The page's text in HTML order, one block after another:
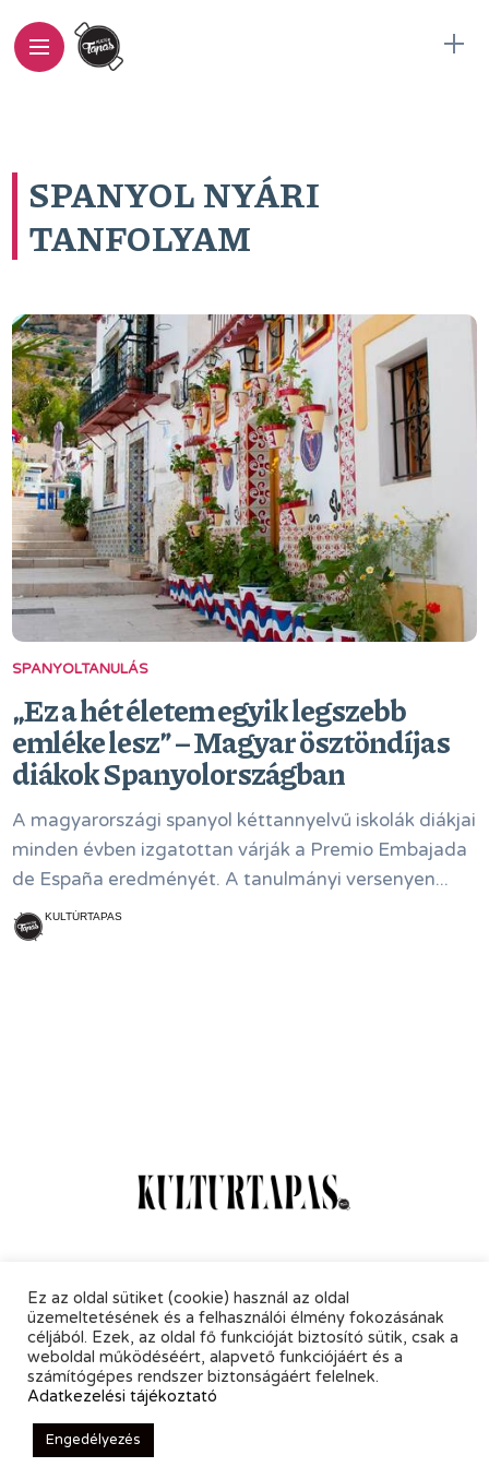
SPANYOL NYÁRI
TANFOLYAM
SPANYOLTANULÁS
„Ez a hét életem egyik legszebb
emléke lesz” – Magyar ösztöndíjas
diákok Spanyolországban
A magyarországi spanyol kéttannyelvű iskolák diákjai
minden évben izgatottan várják a Premio Embajada
de España eredményét. A tanulmányi versenyen...
KULTÚRTAPAS
© 2021 KultúrTapas - All Rights Reserved.
Ez az oldal sütiket (cookie) használ az oldal
üzemeltetésének és a felhasználói élmény fokozásának
céljából. Ezek, az oldal fő funkcióját biztosító sütik, csak a
weboldal működéséért, alapvető funkciójáért és a
számítógépes rendszer biztonságáért felelnek.
Adatkezelési tájékoztató
Engedélyezés